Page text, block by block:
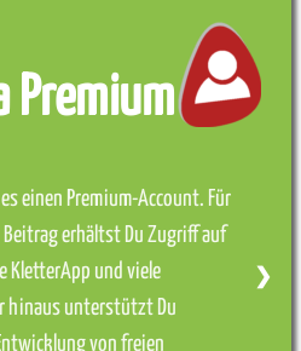
Premium
einen Premium-Account. Für
erhältst Du Zugriff auf
KletterApp und viele
hinaus unterstützt Du
von freien
❯